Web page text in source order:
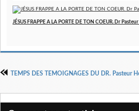
JÉSUS FRAPPE A LA PORTE DE TON COEUR. Dr
TEMPS DES TEMOIGNAGES DU DR. Pasteur